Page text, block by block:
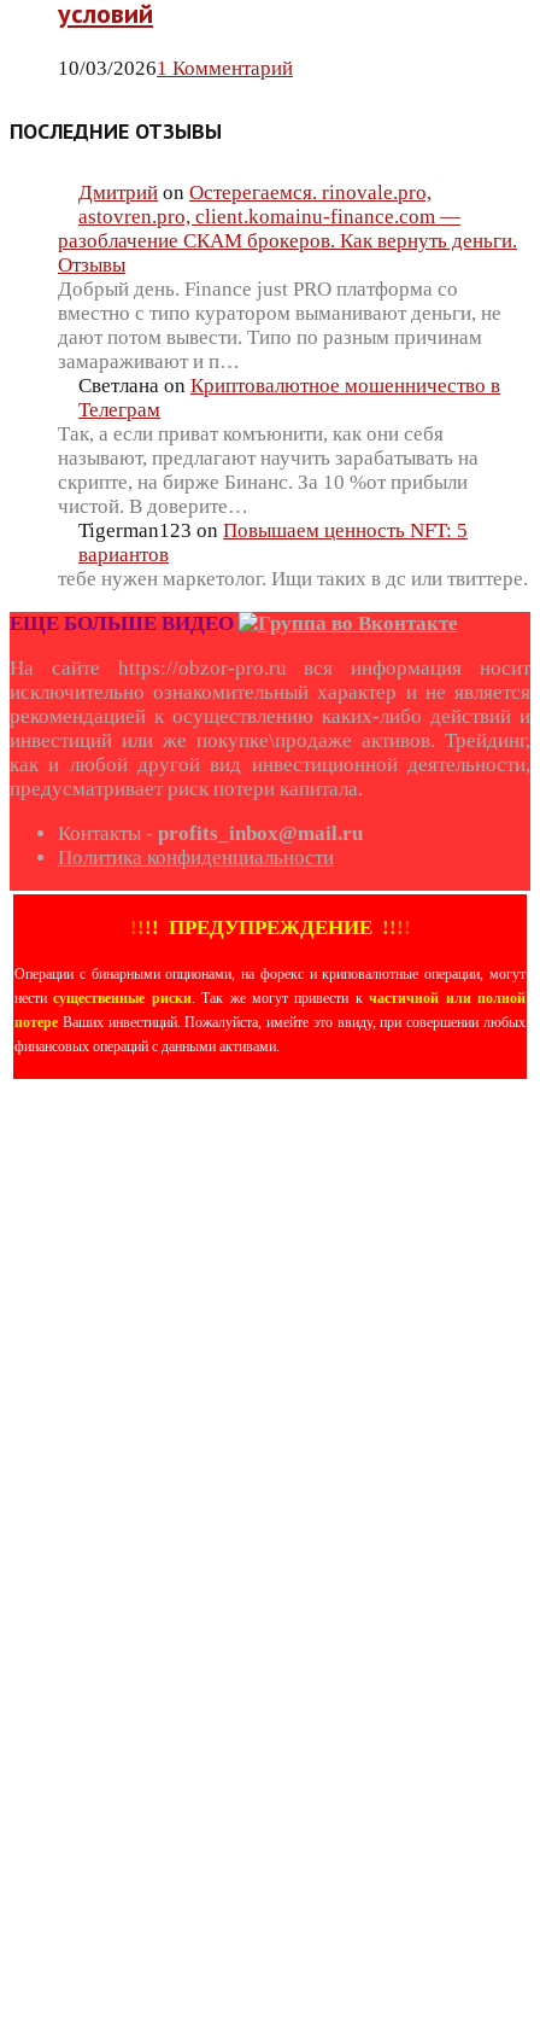
условий
10/03/20261 Комментарий
ПОСЛЕДНИЕ ОТЗЫВЫ
Дмитрий on Остерегаемся. rinovale.pro,
astovren.pro, client.komainu-finance.com —
разоблачение СКАМ брокеров. Как вернуть деньги.
Отзывы
Добрый день. Finance just PRO платформа со
вместно с типо куратором выманивают деньги, не
дают потом вывести. Типо по разным причинам
замараживают и п…
Светлана on Криптовалютное мошенничество в
Телеграм
Так, а если приват комъюнити, как они себя
называют, предлагают научить зарабатывать на
скрипте, на бирже Бинанс. За 10 %от прибыли
чистой. В доверите…
Tigerman123 on Повышаем ценность NFT: 5
вариантов
тебе нужен маркетолог. Ищи таких в дс или твиттере.
ЕЩЕ БОЛЬШЕ ВИДЕО
На сайте https://obzor-pro.ru вся информация носит
исключительно ознакомительный характер и не является
рекомендацией к осуществлению каких-либо действий и
инвестиций или же покупке\продаже активов. Трейдинг,
как и любой другой вид инвестиционной деятельности,
предусматривает риск потери капитала.
Контакты - profits_inbox@mail.ru
Политика конфиденциальности
!!!! ПРЕДУПРЕЖДЕНИЕ !!!!
Операции с бинарными опционами, на форекс и криповалютные операции, могут
нестисущественные риски. Так же могут привести кчастичной или полной
потере Ваших инвестиций. Пожалуйста, имейте это ввиду, при совершении любых
финансовых операций с данными активами.